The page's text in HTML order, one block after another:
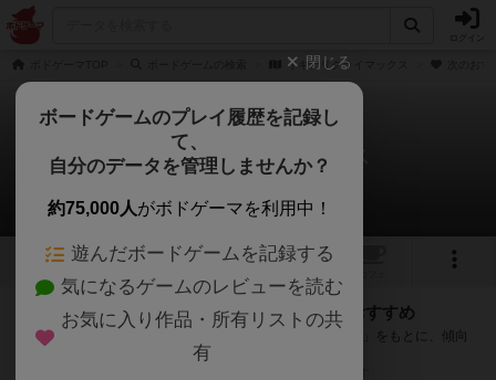
イキナリクライマックス
イキナリクライマックス
次のおすすめボードゲーム
『イキナリクライマックス』が好きな方へのおすすめ
このゲームのトップページで投票された「プレイ感の評価」をもとに、傾向
が近いボードゲームをランキング形式で紹介します。
閉じる
ボードゲームのプレイ履歴を記録し
て、
自分のデータを管理しませんか？
約75,000人がボドゲーマを利用中！
遊んだボードゲームを記録する
気になるゲームのレビューを読む
お気に入り作品・所有リストの共
有